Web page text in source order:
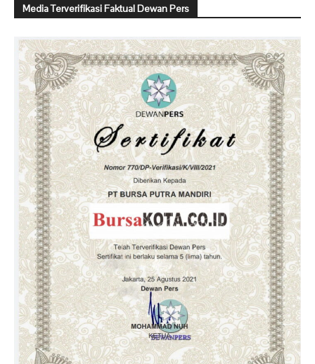
Media Terverifikasi Faktual Dewan Pers